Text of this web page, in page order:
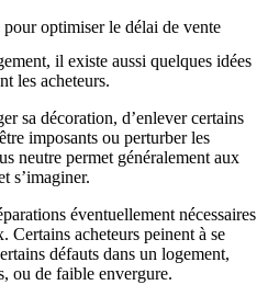
optimiser le délai de vente
il existe aussi quelques idées
les acheteurs.
sa décoration, d’enlever certains
imposants ou perturber les
neutre permet généralement aux
s’imaginer.
éventuellement nécessaires
Certains acheteurs peinent à se
défauts dans un logement,
ou de faible envergure.